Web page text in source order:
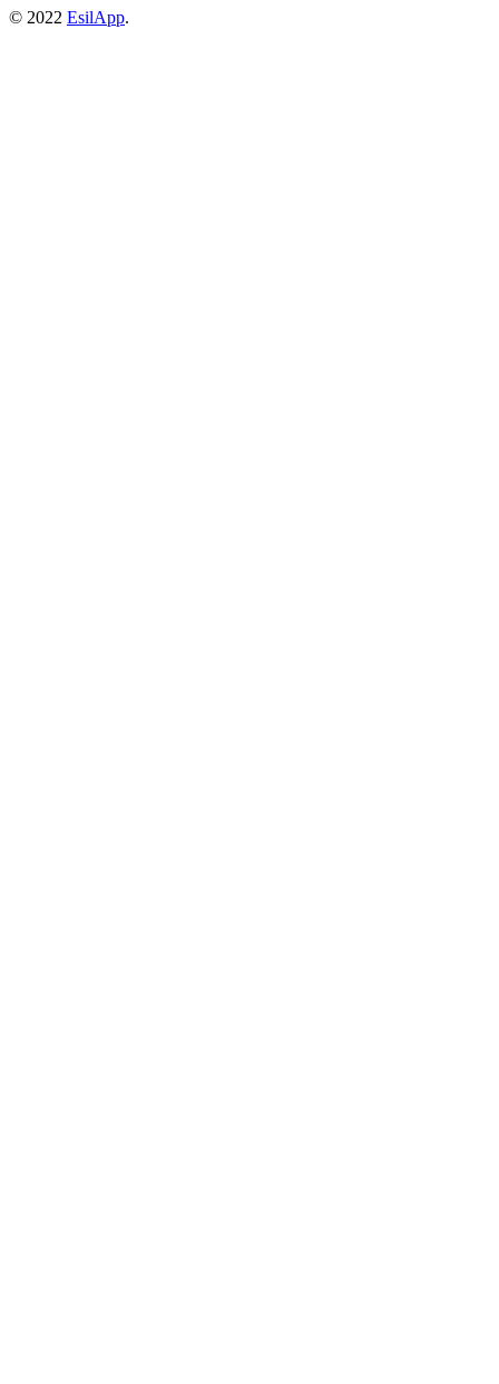
© 2022 EsilApp.